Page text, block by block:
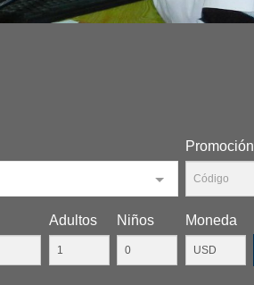
Promoción
Adultos Niños
Moneda